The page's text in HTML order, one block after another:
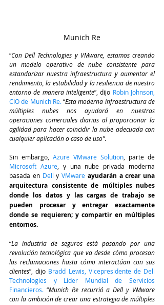
Munich Re
“Con Dell Technologies y VMware, estamos creando
un modelo operativo de nube consistente para
estandarizar nuestra infraestructura y aumentar el
rendimiento, la estabilidad y la resiliencia de nuestro
entorno de manera inteligente”, dijo Robin Johnson,
CIO de Munich Re. “Esta moderna infraestructura de
múltiples nubes nos ayudará en nuestras
operaciones comerciales diarias al proporcionar la
agilidad para hacer coincidir la nube adecuada con
cualquier aplicación o caso de uso”.
Sin embargo, Azure VMware Solution
Microsoft Azure, y una nube privada moderna
basada en Dell y VMware ayudarán a crear una
arquitectura consistente de múltiples nubes
donde los datos y las cargas de trabajo se
pueden procesar y entregar exactamente
donde se requieren; y compartir en múltiples
entornos.
“La industria de seguros está pasando por una
revolución tecnológica que va desde cómo procesan
las reclamaciones hasta cómo interactúan con sus
clientes”, dijo Bradd Lewis, Vicepresidente de Dell
Technologies y Líder Mundial de Servicios
Financieros. “Munich Re recurrió a Dell y VMware
con la ambición de crear una estrategia de múltiples